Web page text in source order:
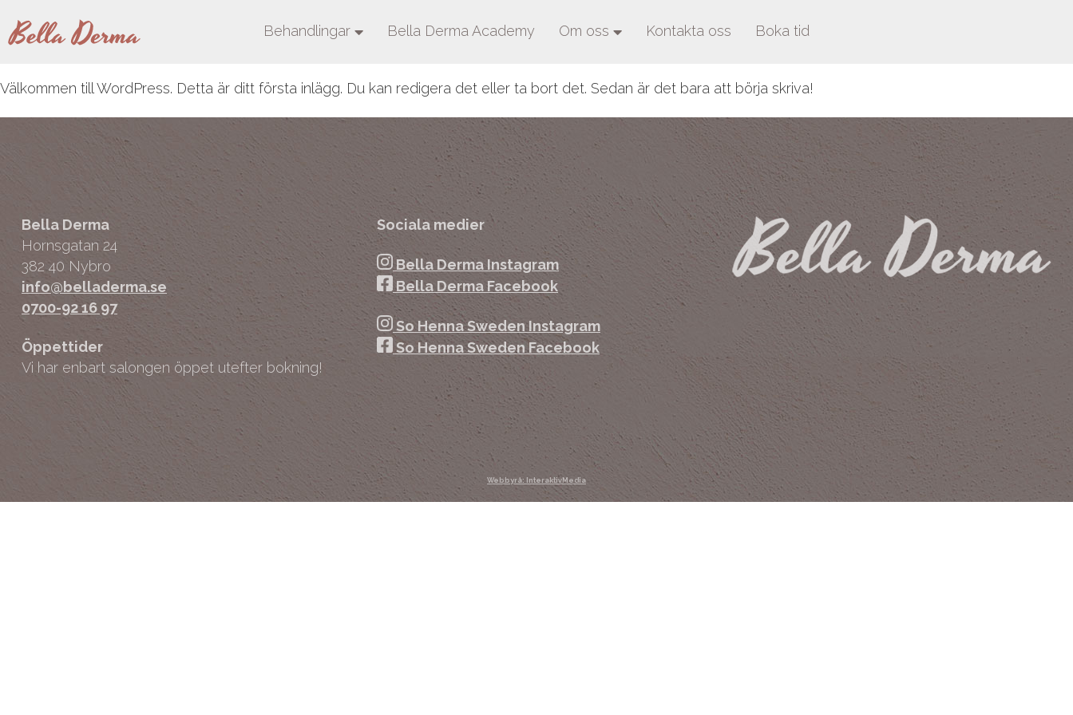
Behandlingar Bella Derma Academy Om oss Kontakta oss Boka tid
Välkommen till WordPress. Detta är ditt första inlägg. Du kan redigera det eller ta bort det. Sedan är det bara att börja skriva!
Bella Derma
Hornsgatan 24
382 40 Nybro
info@belladerma.se
0700-92 16 97
Öppettider
Vi har enbart salongen öppet utefter bokning!
Sociala medier
Bella Derma Instagram
Bella Derma Facebook
So Henna Sweden Instagram
So Henna Sweden Facebook
Webbyrå: InteraktivMedia